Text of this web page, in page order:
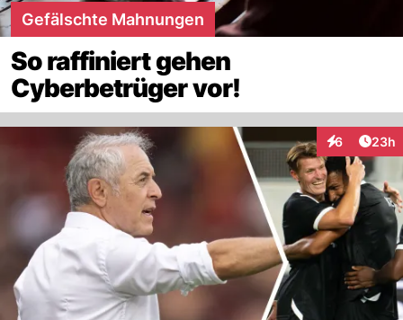
Gefälschte Mahnungen
So raffiniert gehen
Cyberbetrüger vor!
6
Interaktionen
23h